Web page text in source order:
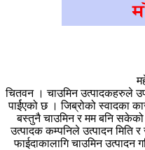
चितवन । चाउमिन उत्पादकहरुले
पार्ईएको छ । जिब्रोको स्वादका
बस्तुनै चाउमिन र मम बनि
उत्पादक कम्पनिले उत्पादन मिति र
फाईदाकालागि चाउमिन उत्पादन